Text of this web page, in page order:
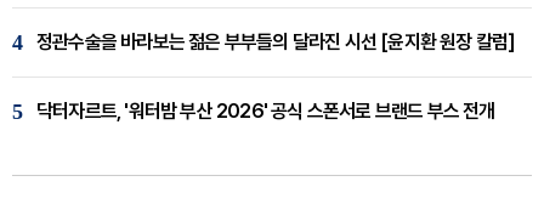
4 정관수술을 바라보는 젊은 부부들의 달라진 시선 [윤지환 원장 칼럼]
5 닥터자르트, '워터밤 부산 2026' 공식 스폰서로 브랜드 부스 전개